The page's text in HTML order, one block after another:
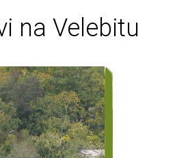
na Velebitu